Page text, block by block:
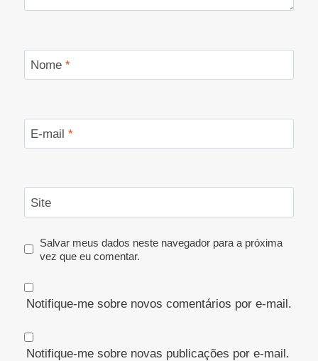
Nome *
E-mail *
Site
Salvar meus dados neste navegador para a próxima
vez que eu comentar.
Notifique-me sobre novos comentários por e-mail.
Notifique-me sobre novas publicações por e-mail.